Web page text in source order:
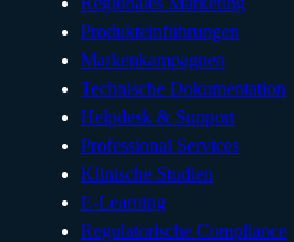
Produkteinführungen
Markenkampagnen
Technische Dokumentation
Helpdesk & Support
Professional Services
Klinische Studien
E-Learning
Regulatorische Compliance